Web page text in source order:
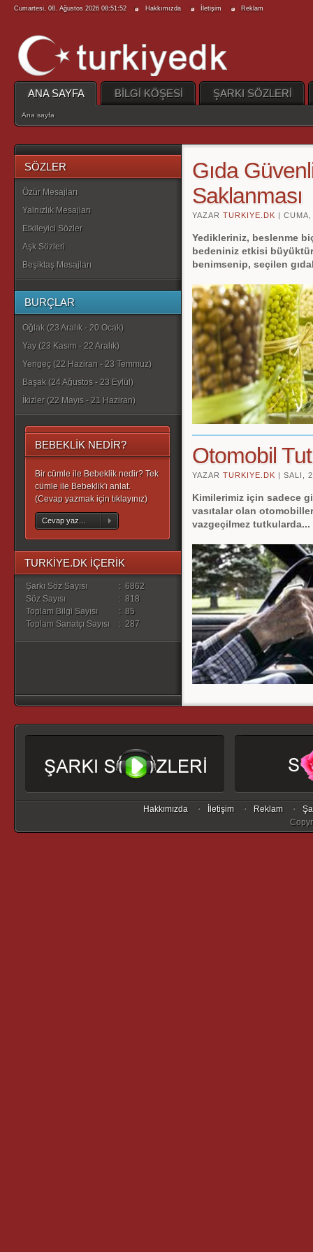
Cumartesi, 08. Ağustos 2026 08:51:52 Hakkımızda İletişim Reklam
ANA SAYFA BİLGİ KÖŞESİ ŞARKI SÖZLERİ
Ana sayfa
Gıda
Saklanması
YAZAR TURKIYE.DK |
Yedikleriniz, beslenme
bedeniniz etkisi
benimsenip, seçilen
Otomobil
YAZAR TURKIYE.DK | SALI,
Kimilerimiz için sadece
vasıtalar olan
vazgeçilmez tutkularda...
SÖZLER
Özür Mesajları
Yalnızlık Mesajları
Etkileyici Sözler
Aşk Sözleri
Beşiktaş Mesajları
BURÇLAR
Oğlak (23 Aralık - 20 Ocak)
Yay (23 Kasım - 22 Aralık)
Yengeç (22 Haziran - 23 Temmuz)
Başak (24 Ağustos - 23 Eylül)
İkizler (22 Mayıs - 21 Haziran)
BEBEKLİK NEDİR?
Bir cümle ile Bebeklik nedir? Tek
cümle ile Bebeklik'ı anlat.
(Cevap yazmak için tıklayınız)
Cevap yaz...
TURKİYE.DK İÇERİK
Şarkı Söz Sayısı : 6862
Söz Sayısı
: 818
Toplam Bilgi Sayısı
: 85
Toplam Sanatçı Sayısı
: 287
Hakkımızda İletişim Reklam